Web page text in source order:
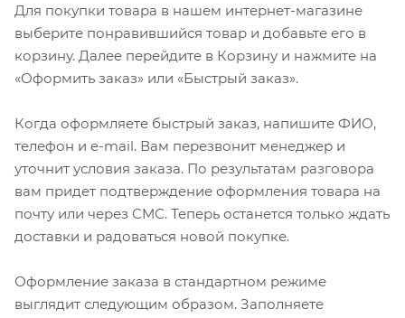
Для покупки товара в нашем интернет-магазине
выберите понравившийся товар и добавьте его в
корзину. Далее перейдите в Корзину и нажмите на
«Оформить заказ» или «Быстрый заказ».
Когда оформляете быстрый заказ, напишите ФИО,
телефон и e-mail. Вам перезвонит менеджер и
уточнит условия заказа. По результатам разговора
вам придет подтверждение оформления товара на
почту или через СМС. Теперь останется только ждать
доставки и радоваться новой покупке.
Оформление заказа в стандартном режиме
выглядит следующим образом. Заполняете